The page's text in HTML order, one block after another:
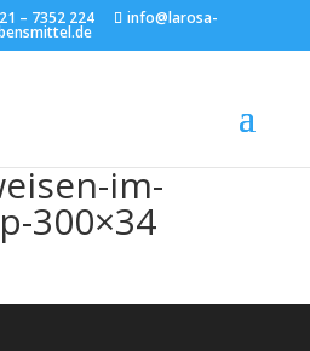
– 7352 224 info@larosa-
im-
300×34